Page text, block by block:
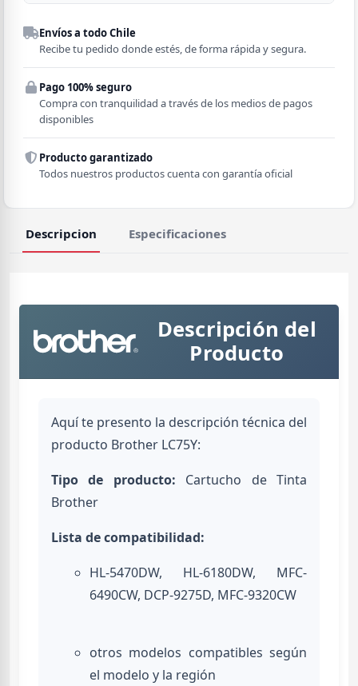
Despacho a domicilio
Región
Comuna
Envíos a todo Chile
Recibe tu pedido donde estés, de forma rápida y segura.
Pago 100% seguro
Compra con tranquilidad a través de los medios de pagos
disponibles
Producto garantizado
Todos nuestros productos cuenta con garantía oficial
Descripcion Especificaciones
Descripción del
Producto
Aquí te presento la descripción técnica del
producto Brother LC75Y:
Tipo de producto: Cartucho de Tinta
Brother
Lista de compatibilidad:
HL-5470DW, HL-6180DW, MFC-
6490CW, DCP-9275D, MFC-9320CW
otros modelos compatibles según
el modelo y la región